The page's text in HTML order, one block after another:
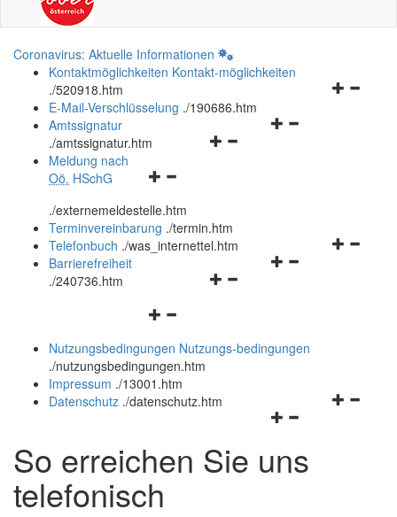
Coronavirus: Aktuelle Informationen
Kontaktmöglichkeiten Kontakt-möglichkeiten
./520918.htm
Navigationsmenü
E-Mail-Verschlüsselung ./190686.htm
Navigationsmenü
Amtssignatur
./amtssignatur.htm
Navigationsmenü
und
schließen
Meldung nach
Oö. HSchG
./externemeldestelle.htm
Terminvereinbarung ./termin.htm
Navigationsmenü
Telefonbuch ./was_internettel.htm
Navigationsmenü
Barrierefreiheit
./240736.htm
Navigationsmenü
und
schließen
Nutzungsbedingungen Nutzungs-bedingungen
./nutzungsbedingungen.htm
Impressum ./13001.htm
Navigationsmenü
und
schließen
Datenschutz ./datenschutz.htm
So erreichen Sie uns
telefonisch